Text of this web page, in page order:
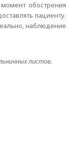
обострения
пациенту.
наблюдение
листов.